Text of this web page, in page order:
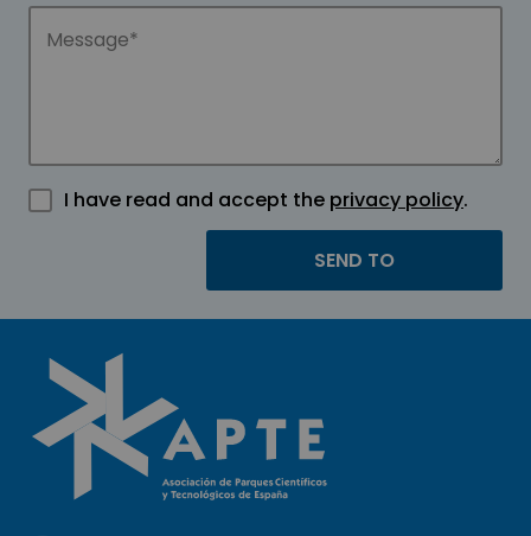
I have read and accept the privacy policy.